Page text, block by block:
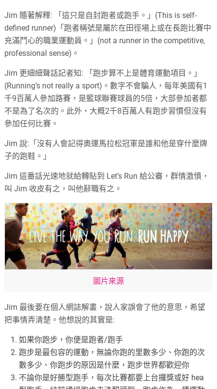
Jim 隨著解釋: 「這只是自封跑者或跑手。」(This is self-
defined runner)「跑者稱號是屬於在田徑場上或在長跑比賽中
充滿鬥心的職業運動員。」(not a runner in the competitive,
professional sense)。
Jim 更細細聲話記者知: 「跑步算不上是體育運動項目。」
(Running’s not really a sport)。數字不會騙人，每年美國有1
千9百萬人參加路賽，是籃球聯賽球員的5倍，大部參加者都
不是為了名次的。此外，大概2千8百萬人有跑步習慣但沒有
參加任何比賽。
Jim 說:「沒有人會記得奧運馬拉松冠軍是誰和他是穿什麼牌
子的跑鞋。」
Jim 這番話光速地就給轉貼到 Let’s Run 給公審，群情激憤，
叫 Jim 收皮有之，叫他辭職有之。
圖片來源
Jim 最後要在個人網誌解畫，說人家誤會了他的意思，希望
把事情弄清楚。他想說的其實是:
如果你跑步，你便是跑者/跑手
跑步是最包容的運動，無論你跑的里數多少、你跑的次
數多少、你跑步的原因是什麼，跑步世界都歡迎你
不論你是好勝型跑手，每次比賽都要上台攞獎或好 hea